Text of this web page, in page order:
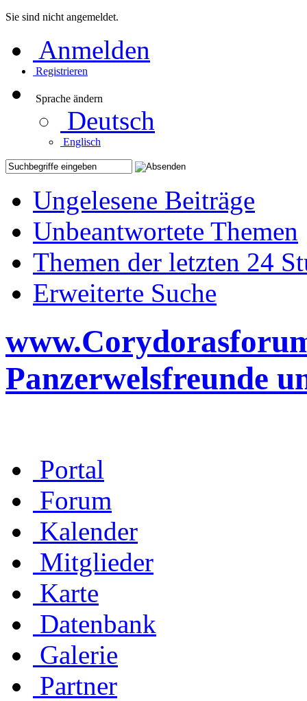
Sie sind nicht angemeldet.
Anmelden
Registrieren
Sprache ändern
Deutsch
Englisch
Ungelesene Beiträge
Unbeantwortete Themen
Themen der letzten 24
Erweiterte Suche
Panzerwelsfreunde
Portal
Forum
Kalender
Mitglieder
Karte
Datenbank
Galerie
Partner